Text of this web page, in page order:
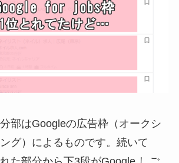
部はGoogleの広告枠（オークシ
グ）によるものです。続いて